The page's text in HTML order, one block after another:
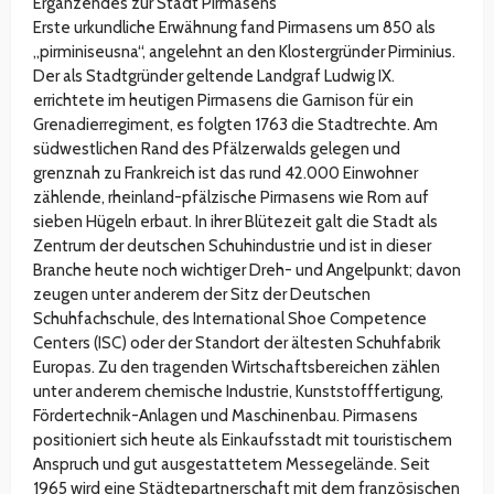
Erste urkundliche Erwähnung fand Pirmasens um 850 als
„pirminiseusna“, angelehnt an den Klostergründer Pirminius.
Der als Stadtgründer geltende Landgraf Ludwig IX.
errichtete im heutigen Pirmasens die Garnison für ein
Grenadierregiment, es folgten 1763 die Stadtrechte. Am
südwestlichen Rand des Pfälzerwalds gelegen und
grenznah zu Frankreich ist das rund 42.000 Einwohner
zählende, rheinland-pfälzische Pirmasens wie Rom auf
sieben Hügeln erbaut. In ihrer Blütezeit galt die Stadt als
Zentrum der deutschen Schuhindustrie und ist in dieser
Branche heute noch wichtiger Dreh- und Angelpunkt; davon
zeugen unter anderem der Sitz der Deutschen
Schuhfachschule, des International Shoe Competence
Centers (ISC) oder der Standort der ältesten Schuhfabrik
Europas. Zu den tragenden Wirtschaftsbereichen zählen
unter anderem chemische Industrie, Kunststofffertigung,
Fördertechnik-Anlagen und Maschinenbau. Pirmasens
positioniert sich heute als Einkaufsstadt mit touristischem
Anspruch und gut ausgestattetem Messegelände. Seit
1965 wird eine Städtepartnerschaft mit dem französischen